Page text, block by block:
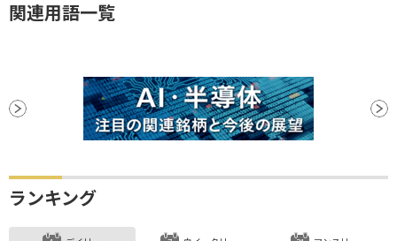
関連用語一覧
ランキング